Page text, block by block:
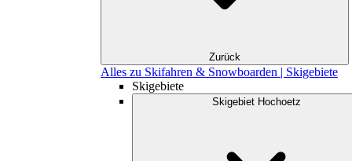
Zurück
Alles zu Skifahren & Snowboarden | Skigebiete
Skigebiete
Skigebiet Hochoetz